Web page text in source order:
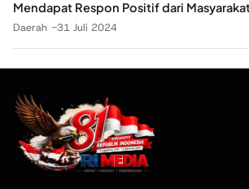
Mendapat Respon Positif dari
Daerah 31 Juli 2024